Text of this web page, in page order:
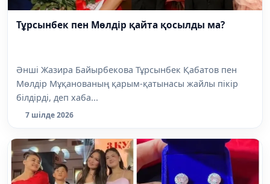
Тұрсынбек пен Мөлдір қайта қосылды ма?
Әнші Жазира Байырбекова Тұрсынбек Қабатов пен
Мөлдір Мұқанованың қарым-қатынасы жайлы пікір
білдірді, деп хаба...
7 шілде 2026